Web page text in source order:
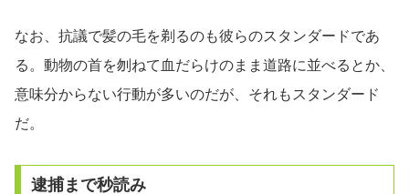
なお、抗議で髪の毛を剃るのも彼らのスタンダードであ
る。動物の首を刎ねて血だらけのまま道路に並べるとか、
意味分からない行動が多いのだが、それもスタンダード
だ。
逮捕まで秒読み